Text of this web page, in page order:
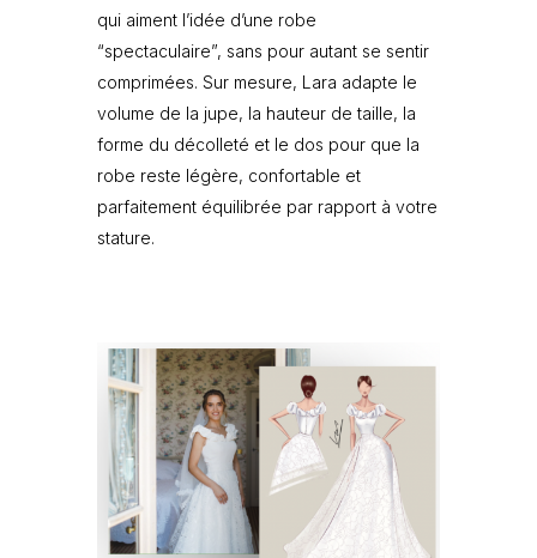
qui aiment l’idée d’une robe
“spectaculaire”, sans pour autant se sentir
comprimées. Sur mesure, Lara adapte le
volume de la jupe, la hauteur de taille, la
forme du décolleté et le dos pour que la
robe reste légère, confortable et
parfaitement équilibrée par rapport à votre
stature.